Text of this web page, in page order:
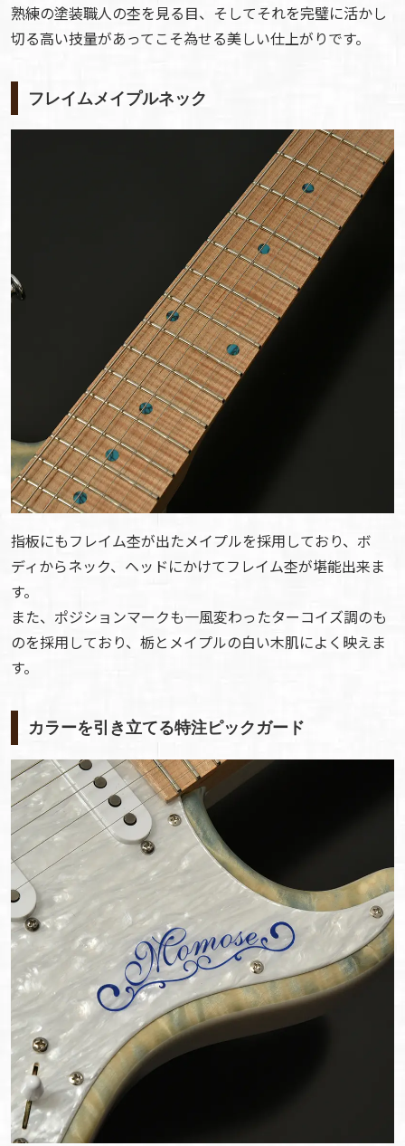
熟練の塗装職人の杢を見る目、そしてそれを完璧に活かし
切る高い技量があってこそ為せる美しい仕上がりです。
フレイムメイプルネック
指板にもフレイム杢が出たメイプルを採用しており、ボ
ディからネック、ヘッドにかけてフレイム杢が堪能出来ま
す。
また、ポジションマークも一風変わったターコイズ調のも
のを採用しており、栃とメイプルの白い木肌によく映えま
す。
カラーを引き立てる特注ピックガード